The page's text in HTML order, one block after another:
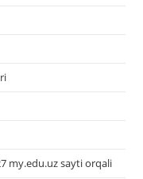
my.edu.uz sayti orqali